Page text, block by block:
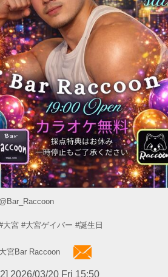
@Bar_Raccoon
大宮 #大宮ゲイバー #誕生日
大宮Bar Raccoon
2026/03/20 Fri 15:50